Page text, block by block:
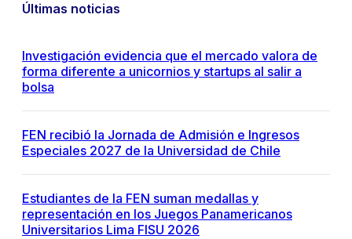
Últimas noticias
Investigación evidencia que el mercado valora de
forma diferente a unicornios y startups al salir a
bolsa
FEN recibió la Jornada de Admisión e Ingresos
Especiales 2027 de la Universidad de Chile
Estudiantes de la FEN suman medallas y
representación en los Juegos Panamericanos
Universitarios Lima FISU 2026